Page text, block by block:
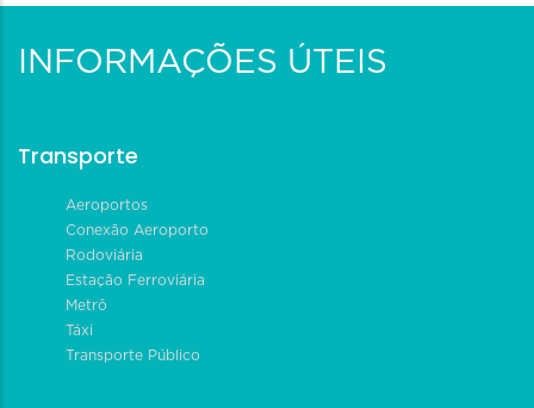
INFORMAÇÕES ÚTEIS
Transporte
Aeroportos
Conexão Aeroporto
Rodoviária
Estação Ferroviária
Metrô
Táxi
Transporte Público